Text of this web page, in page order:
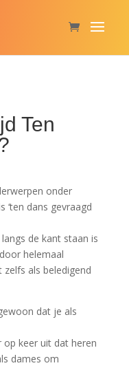
Ten
onder
‘ten dans gevraagd
de kant staan is
helemaal
als beledigend
dat je als
op keer uit datheren
dames om